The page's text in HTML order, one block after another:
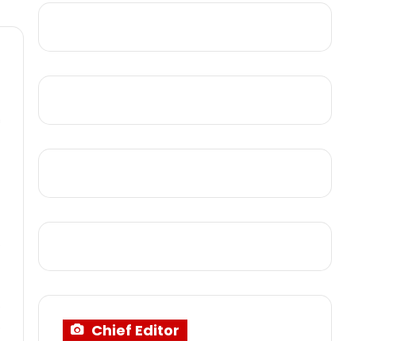
Chief Editor